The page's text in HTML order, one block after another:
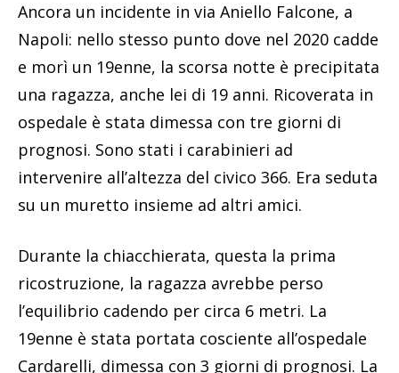
Ancora un incidente in via Aniello Falcone, a
Napoli: nello stesso punto dove nel 2020 cadde
e morì un 19enne, la scorsa notte è precipitata
una ragazza, anche lei di 19 anni. Ricoverata in
ospedale è stata dimessa con tre giorni di
prognosi. Sono stati i carabinieri ad
intervenire all’altezza del civico 366. Era seduta
su un muretto insieme ad altri amici.
Durante la chiacchierata, questa la prima
ricostruzione, la ragazza avrebbe perso
l’equilibrio cadendo per circa 6 metri. La
19enne è stata portata cosciente all’ospedale
Cardarelli, dimessa con 3 giorni di prognosi. La